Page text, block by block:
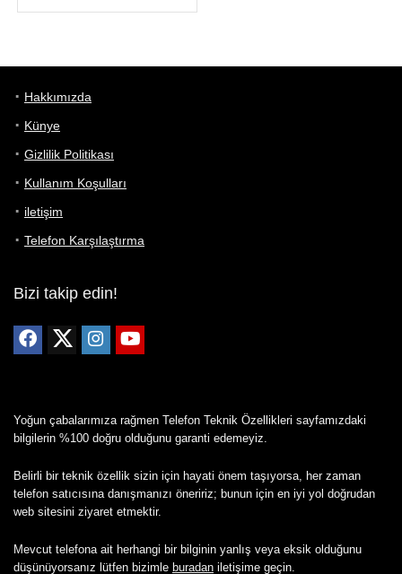
Hakkımızda
Künye
Gizlilik Politikası
Kullanım Koşulları
iletişim
Telefon Karşılaştırma
Bizi takip edin!
Yoğun çabalarımıza rağmen Telefon Teknik Özellikleri sayfamızdaki
bilgilerin %100 doğru olduğunu garanti edemeyiz.
Belirli bir teknik özellik sizin için hayati önem taşıyorsa, her zaman
telefon satıcısına danışmanızı öneririz; bunun için en iyi yol doğrudan
web sitesini ziyaret etmektir.
Mevcut telefona ait herhangi bir bilginin yanlış veya eksik olduğunu
düşünüyorsanız lütfen bizimle buradan iletişime geçin.